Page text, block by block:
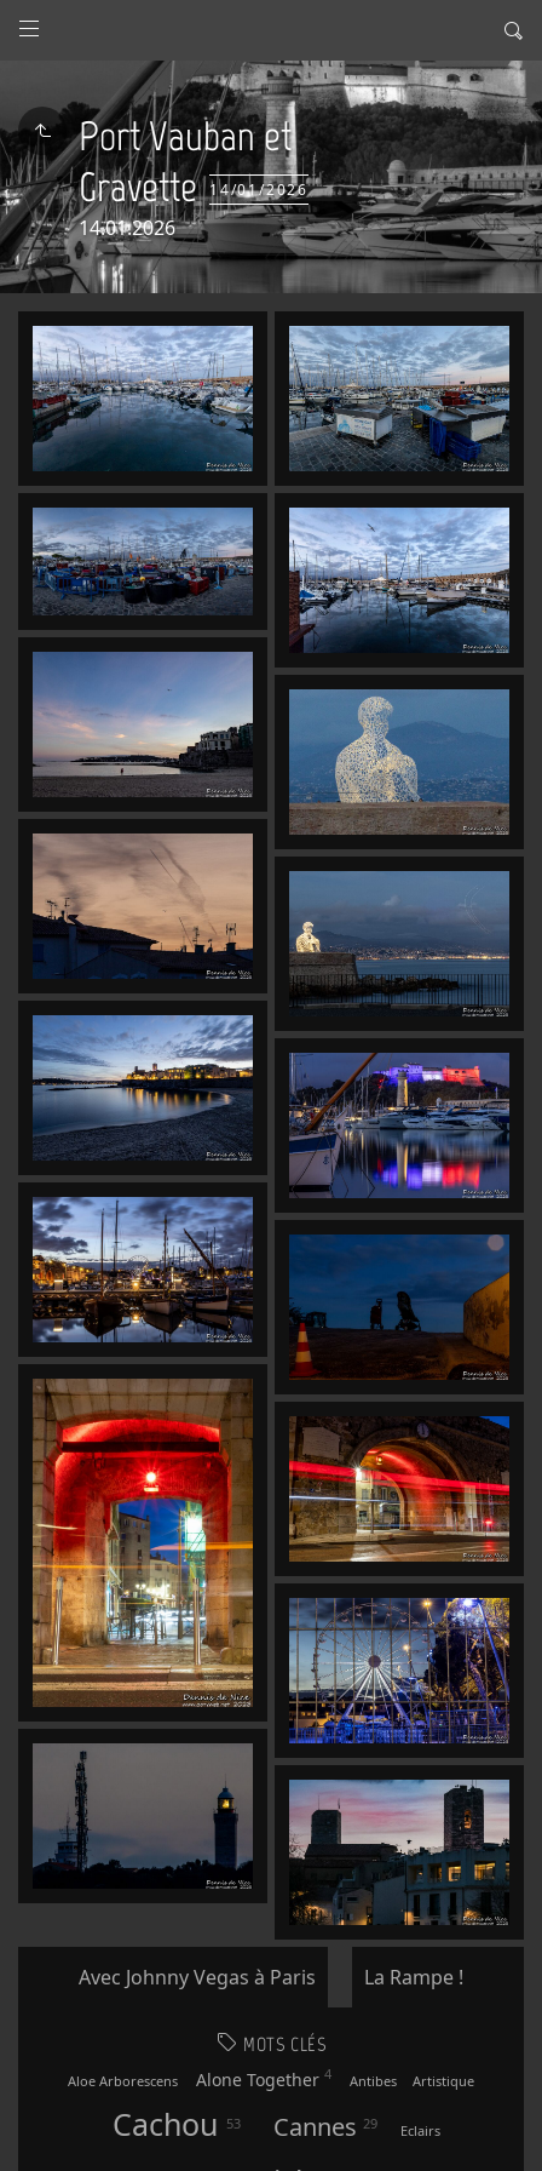
Port Vauban et
Gravette
14/01/2026
14.01.2026
Avec Johnny Vegas à Paris La Rampe !
MOTS CLÉS
Aloe Arborescens Alone Together 4 Antibes Artistique
Cachou 53 Cannes 29 Eclairs